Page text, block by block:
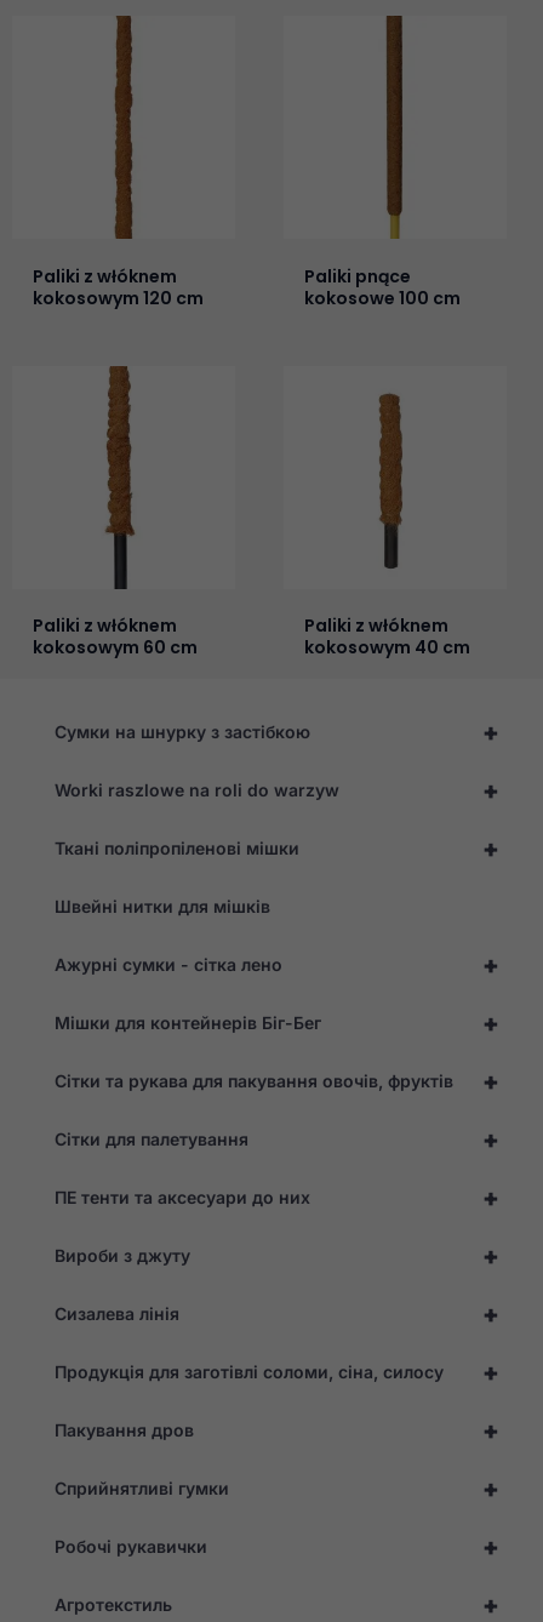
+
Сумки на шнурку з застібкою
+
Worki raszlowe na roli do warzyw
+
Ткані поліпропіленові мішки
Швейні нитки для мішків
+
Ажурні сумки - сітка лено
+
Мішки для контейнерів Біг-Бег
+
Сітки та рукава для пакування овочів, фруктів
+
Сітки для палетування
+
ПЕ тенти та аксесуари до них
+
Вироби з джуту
+
Сизалева лінія
+
Продукція для заготівлі соломи, сіна, силосу
+
Пакування дров
+
Сприйнятливі гумки
+
Робочі рукавички
+
Агротекстиль
Paliki z włóknem
kokosowym 120 cm
Paliki pnące
kokosowe 100 cm
Paliki z włóknem
kokosowym 60 cm
Paliki z włóknem
kokosowym 40 cm
Вони необхідні
веб-сайту.
Досвід